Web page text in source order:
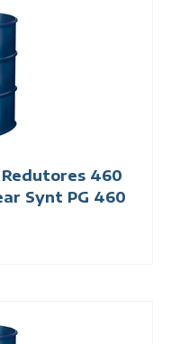
460
Synt PG 460